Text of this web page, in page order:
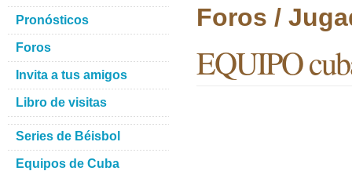
Foros /
EQUIPO
Pronósticos
Foros
Invita a tus amigos
Libro de visitas
Series de Béisbol
Equipos de Cuba